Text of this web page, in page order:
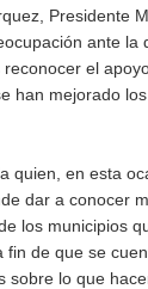
Presidente
ante
el
mejorado
quien, en esta
dar a conocer
los municipios
de que se
lo que